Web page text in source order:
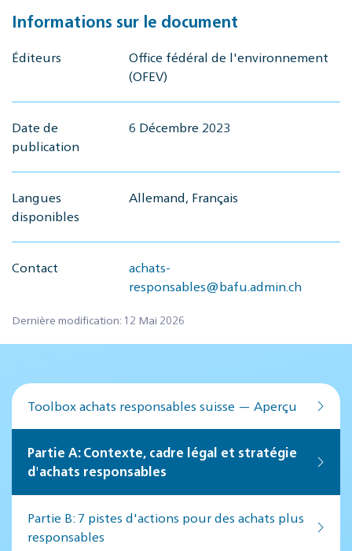
Informations sur le document
Éditeurs
Office fédéral de l'environnement
(OFEV)
Date de
publication
6 Décembre 2023
Langues
disponibles
Allemand, Français
Contact
achats-
responsables@bafu.admin.ch
Dernière modification: 12 Mai 2026
Toolbox achats responsables suisse — Aperçu
Par­tie A: Contex­te, cadre lé­gal et stratégie
d'achats responsables
Par­tie B: 7 pistes d'actions pour des achats plus
responsables